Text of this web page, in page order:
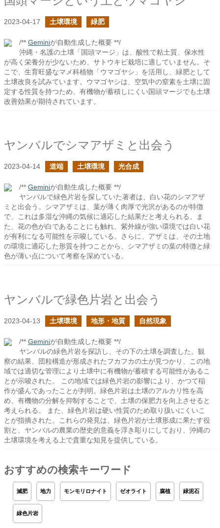
2023-04-17 土壌環境 緑肥
/** Geminiが自動生成した概要 **/
沖縄・名護の土壌「国頭マージ」は、酸性で粘土質、保水性
が高く栄養分が少ないため、サトウキビ栽培に適していません。そ
こで、生育旺盛なマメ科植物「ウマゴヤシ」を活用し、緑肥として
土壌改良を試みています。ウマゴヤシは、空気中の窒素を土壌に固
定する性質を持つため、有機物が蓄積しにくい国頭マージでも土壌
改善効果が期待されています。
ヤンバルでシマアザミと出会う
2023-04-14 道端 土壌環境 光合成
/** Geminiが自動生成した概要 **/
ヤンバルで緑色片岩を探していた著者は、白い花のシマアザ
ミと出会う。シマアザミは、葉が薄く肉厚で光沢があるのが特徴
で、これは多湿な沖縄の気候に適応した結果だと考えられる。ま
た、花の色が白であることにも触れ、紫外線が強い環境では白い花
が有利になる可能性を示唆している。さらに、アザミは、その土地
の環境に適応した形質を持つことから、シマアザミの葉の特徴と緑
色が薄い点について考察を深めている。
ヤンバルで緑色片岩と出会う
2023-04-13 土壌環境 地形・地質 自然現象
/** Geminiが自動生成した概要 **/
ヤンバルの緑色片岩を探訪し、その下の土壌を調査した。観
察の結果、団粒構造が形成されたフカフカの土が見つかり、この地
域では適切な管理により土壌中に有機物が蓄積する可能性があるこ
とが示唆された。 この地域では緑色片岩の影響により、かつて稲
作が盛んであったことが判明。緑色片岩は土壌のアルカリ性を高
め、有機物の分解を抑制することで、土壌の保肥力を向上させると
考えられる。 また、緑色片岩は硬い性質のため取り扱いにくいこ
とが指摘された。これらの発見は、緑色片岩が土壌形成に果たす役
割と、ヤンバルの農業の歴史的意義を浮き彫りにしており、沖縄の
土壌環境を考える上で貴重な知見を提供している。
おすすめの検索キーワード
減肥 地力 モンモリロナイト ゼオライト 腐植 緑泥石
緑色片岩